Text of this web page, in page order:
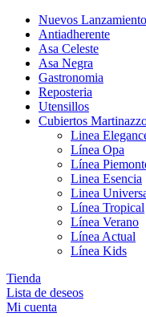
Nuevos
Antiadherente
Asa Celeste
Asa Negra
Gastronomia
Reposteria
Utensillos
Cubiertos
Linea
Línea Opa
Línea
Linea Esencia
Linea
Línea Tropical
Línea Verano
Línea Actual
Línea Kids
Tienda
Lista de deseos
Mi cuenta